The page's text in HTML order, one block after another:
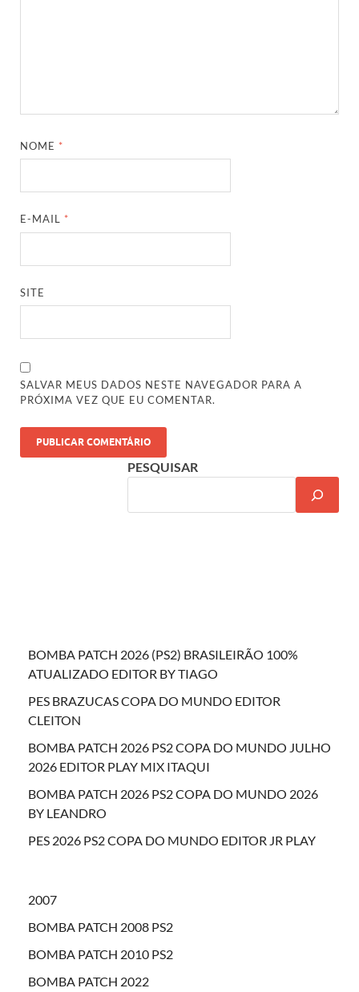
NOME *
E-MAIL *
SITE
SALVAR MEUS DADOS NESTE NAVEGADOR PARA A
PRÓXIMA VEZ QUE EU COMENTAR.
PESQUISAR
BOMBA PATCH 2026 (PS2) BRASILEIRÃO 100%
ATUALIZADO EDITOR BY TIAGO
PES BRAZUCAS COPA DO MUNDO EDITOR
CLEITON
BOMBA PATCH 2026 PS2 COPA DO MUNDO JULHO
2026 EDITOR PLAY MIX ITAQUI
BOMBA PATCH 2026 PS2 COPA DO MUNDO 2026
BY LEANDRO
PES 2026 PS2 COPA DO MUNDO EDITOR JR PLAY
2007
BOMBA PATCH 2008 PS2
BOMBA PATCH 2010 PS2
BOMBA PATCH 2022